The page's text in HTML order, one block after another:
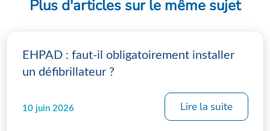
Plus d'articles sur le même sujet
EHPAD : faut-il obligatoirement installer
un défibrillateur ?
10 juin 2026 Lire la suite